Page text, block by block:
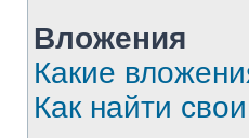
Вложения
Какие
Как найти